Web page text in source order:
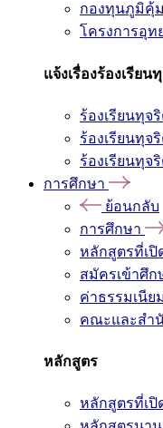
กองทุนภูมิคุ้
โครงการอุท
แจ้งเรื่องร้องเรียน
ร้องเรียนทุจ
ร้องเรียนทุจ
ร้องเรียนทุจ
การศึกษา
ย้อนกลับ
การศึกษา
หลักสูตรที่เปิ
สมัครเข้าศึก
ค่าธรรมเนีย
คณะและสำ
หลักสูตร
หลักสูตรที่เปิ